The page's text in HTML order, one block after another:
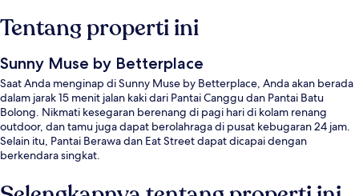
Tentang properti ini
Sunny Muse by Betterplace
Saat Anda menginap di Sunny Muse by Betterplace, Anda akan berada
dalam jarak 15 menit jalan kaki dari Pantai Canggu dan Pantai Batu
Bolong. Nikmati kesegaran berenang di pagi hari di kolam renang
outdoor, dan tamu juga dapat berolahraga di pusat kebugaran 24 jam.
Selain itu, Pantai Berawa dan Eat Street dapat dicapai dengan
berkendara singkat.